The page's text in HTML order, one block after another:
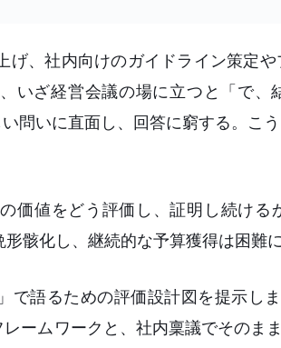
、社内向けのガイドライン策定
いざ経営会議の場に立つと「で、
問いに直面し、回答に窮する。こ
価値をどう評価し、証明し続け
骸化し、継続的な予算獲得は困難に
語るための評価設計図を提示し
ームワークと、社内稟議でそのま